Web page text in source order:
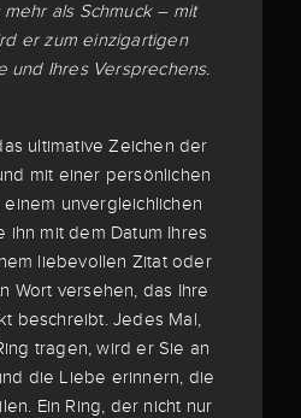
mehr als Schmuck – mit
er zum einzigartigen
und Ihres Versprechens.
ultimative Zeichen der
mit einer persönlichen
unvergleichlichen
ihn mit dem Datum Ihres
liebevollen Zitat oder
Wort versehen, das Ihre
beschreibt. Jedes Mal,
tragen, wird er Sie an
die Liebe erinnern, die
Ein Ring, der nicht nur